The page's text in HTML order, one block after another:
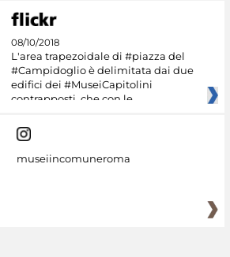
08/10/2018
L'area trapezoidale di #piazza del
#Campidoglio è delimitata dai due
edifici dei #MuseiCapitolini
contrapposti, che con le
museiincomuneroma